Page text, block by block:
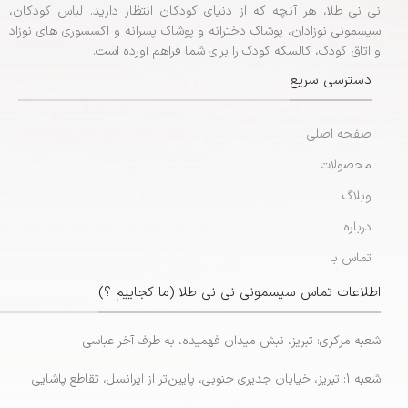
نی نی طلا، هر آنچه که از دنیای کودکان انتظار دارید. لباس کودکان،
سیسمونی نوزادان، پوشاک دخترانه و پوشاک پسرانه و اکسسوری های نوزاد
و اتاق کودک، کالسکه کودک را برای شما فراهم آورده است.
دسترسی سریع
صفحه اصلی
محصولات
وبلاگ
درباره
تماس با
اطلاعات تماس سیسمونی نی نی طلا (ما کجاییم ؟)
شعبه مرکزی: تبریز، نبش میدان فهمیده، به طرف آخر عباسی
شعبه 1: تبریز، خیابان جدیری جنوبی، پایین‌تر از ایرانسل، تقاطع پاشایی